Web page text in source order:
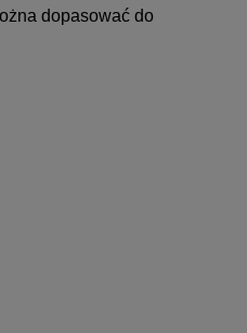
dopasować do